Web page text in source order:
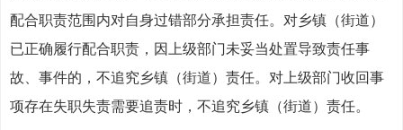
配合职责范围内对自身过错部分承担责任。对乡镇（街道）
已正确履行配合职责，因上级部门未妥当处置导致责任事
故、事件的，不追究乡镇（街道）责任。对上级部门收回事
项存在失职失责需要追责时，不追究乡镇（街道）责任。